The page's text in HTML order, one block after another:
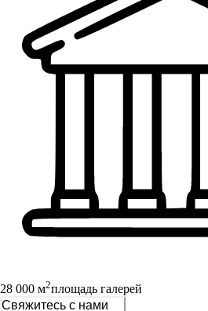
28 000 м2площадь галерей
Свяжитесь с нами